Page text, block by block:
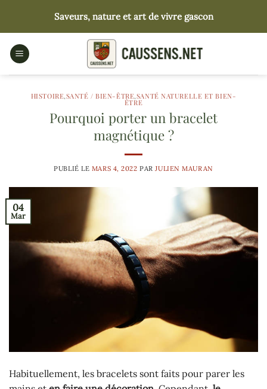
contenu
Saveurs, nature et art de vivre gascon
HISTOIRE,SANTÉ / BIEN-ÊTRE,SANTÉ NATURELLE ET BIEN-
ÊTRE
Pourquoi porter un bracelet
magnétique ?
PUBLIÉ LE MARS 4, 2022 PAR JULIEN MAURAN
04
Mar
Habituellement, les bracelets sont faits pour parer les